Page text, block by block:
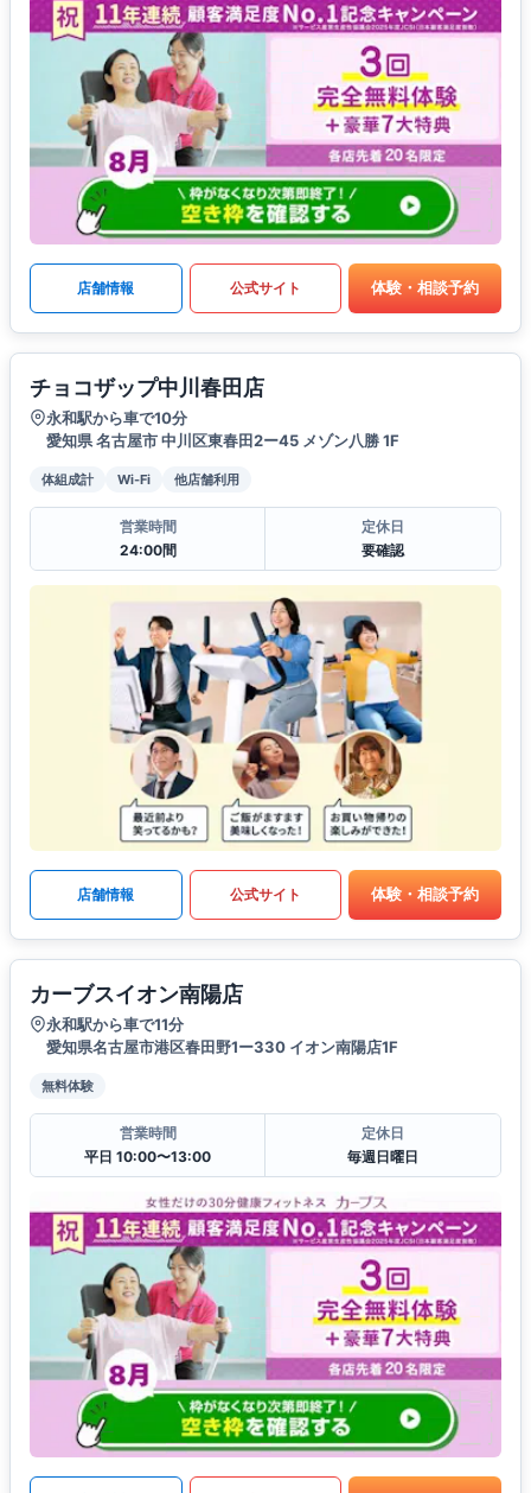
店舗情報 公式サイト 体験・相談予約
チョコザップ中川春田店
永和駅から車で10分
愛知県 名古屋市 中川区東春田2ー45 メゾン八勝 1F
体組成計 Wi-Fi 他店舗利用
営業時間
24:00間
定休日
要確認
店舗情報 公式サイト 体験・相談予約
カーブスイオン南陽店
永和駅から車で11分
愛知県名古屋市港区春田野1ー330 イオン南陽店1F
無料体験
営業時間
平日 10:00〜13:00
定休日
毎週日曜日